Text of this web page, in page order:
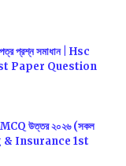
পত্র প্রশ্ন সমাধান | Hsc
Paper Question
MCQ উত্তর ২০২৬ (সকল
& Insurance 1st